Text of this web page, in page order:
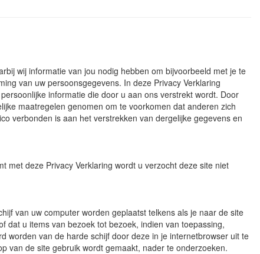
wij informatie van jou nodig hebben om bijvoorbeeld met je te
van uw persoonsgegevens. In deze Privacy Verklaring
informatie die door u aan ons verstrekt wordt. Door
maatregelen genomen om te voorkomen dat anderen zich
verbonden is aan het verstrekken van dergelijke gegevens en
met deze Privacy Verklaring wordt u verzocht deze site niet
van uw computer worden geplaatst telkens als je naar de site
dat u items van bezoek tot bezoek, indien van toepassing,
worden van de harde schijf door deze in je internetbrowser uit te
van de site gebruik wordt gemaakt, nader te onderzoeken.